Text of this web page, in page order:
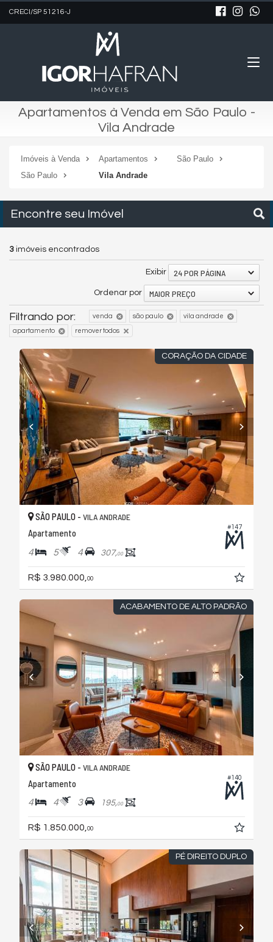
CRECI/SP 51216-J
Apartamentos à Venda em São Paulo -
Vila Andrade
Imóveis à Venda Apartamentos
São Paulo
São Paulo
Vila Andrade
Encontre seu Imóvel
3 imóveis encontrados
Exibir 24 POR PÁGINA
Ordenar por MAIOR PREÇO
Filtrando por: venda são paulo vila andrade
apartamento remover todos
CORAÇÃO DA CIDADE
#147
SÃO PAULO - VILA ANDRADE
Apartamento
4 5 4 307,00
R$ 3.980.000, 00
ACABAMENTO DE ALTO PADRÃO
#140
SÃO PAULO - VILA ANDRADE
Apartamento
4 4 3 195,00
R$ 1.850.000,00
PÉ DIREITO DUPLO